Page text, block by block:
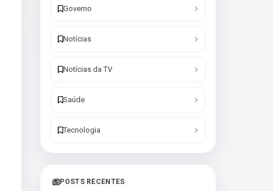
Governo
Notícias
Notícias da TV
Saúde
Tecnologia
POSTS RECENTES